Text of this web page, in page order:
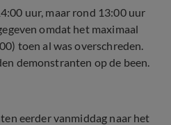
uur, maar rond 13:00 uur
omdat het maximaal
toen al was overschreden.
demonstranten op de been.
eerder vanmiddag naar het